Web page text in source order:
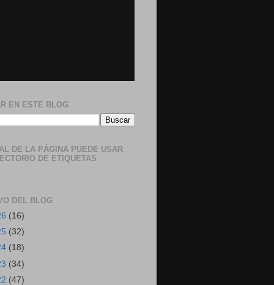
EN ESTE BLOG
DE LA PÁGINA PUEDE USAR
DE ETIQUETAS
DEL BLOG
(16)
(32)
(18)
(34)
(47)